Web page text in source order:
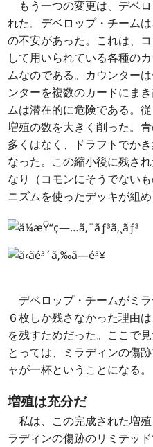
もう一つの変更は、デベ
れた。デベロップ・チーム
の不安があった。これは、
して用いられている各種の
ムなのである。カウンター
ンターを複数のカードにま
ムは潜在的に危険である。
増殖の数を大きく削った。
多くはなく、ドラフトでか
なった。この縮小後に残さ
なり（コモンにそうでない
ニズムを使ったデッキが組
デベロップ・チームがミ
６枚しか残さなかった理由
を残すためだった。ここで
とっては、ミラディンの傷
ャが一杯ということになる。
増殖は充分だ
私は、この完成された増
ラディンの傷跡のリミテッ